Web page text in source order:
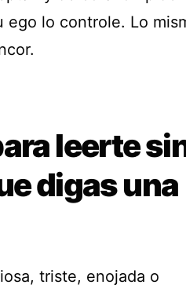
ego lo controle. Lo
leerte
digas una
triste, enojada o